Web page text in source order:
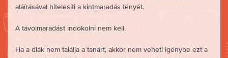
aláírásával hitelesíti a kintmaradás tényét.
A távolmaradást indokolni nem kell.
Ha a diák nem találja a tanárt, akkor nem veheti igénybe ezt a